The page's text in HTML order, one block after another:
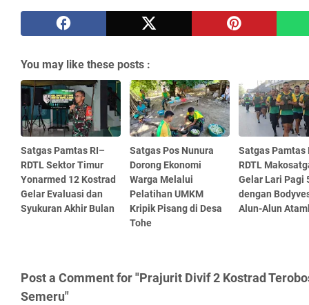
You may like these posts :
Satgas Pamtas RI–
RDTL Sektor Timur
Yonarmed 12 Kostrad
Gelar Evaluasi dan
Syukuran Akhir Bulan
Satgas Pos Nunura
Dorong Ekonomi
Warga Melalui
Pelatihan UMKM
Kripik Pisang di Desa
Tohe
Satgas Pamtas
RDTL
Gelar Lari Pagi
dengan
Alun-Alun
Post a Comment for "Prajurit Divif 2 Kostrad
Semeru"